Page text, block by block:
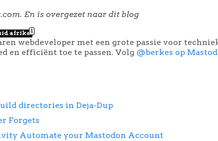
En is overgezet naar dit blog
afrika1
webdeveloper met een grote passie voor
en efficiënt toe te passen. Volg @berkes op
directories in Deja-Dup
Forgets
Automate your Mastodon Account